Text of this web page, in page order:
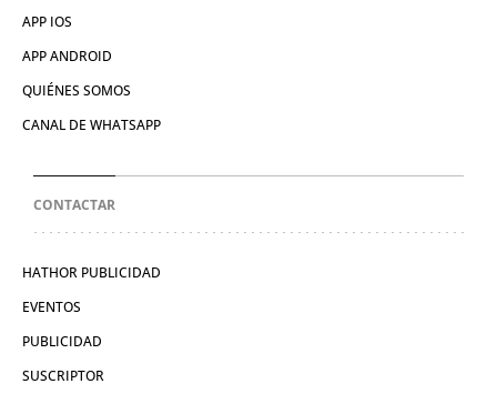
APP IOS
APP ANDROID
QUIÉNES SOMOS
CANAL DE WHATSAPP
CONTACTAR
HATHOR PUBLICIDAD
EVENTOS
PUBLICIDAD
SUSCRIPTOR